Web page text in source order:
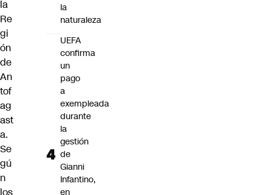
la
Re
gi
ón
de
An
tof
ag
ast
a.
Se
gú
n
la
naturaleza
UEFA
confirma
un
pago
a
exempleada
durante
la
gestión
de
Gianni
Infantino,
en